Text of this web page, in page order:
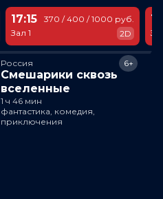
17:15
Зал 1
370 / 400 / 1000 руб.
2D
Россия
Смешарики сквозь
вселенные
6+
1 ч 46 мин
фантастика, комедия,
приключения